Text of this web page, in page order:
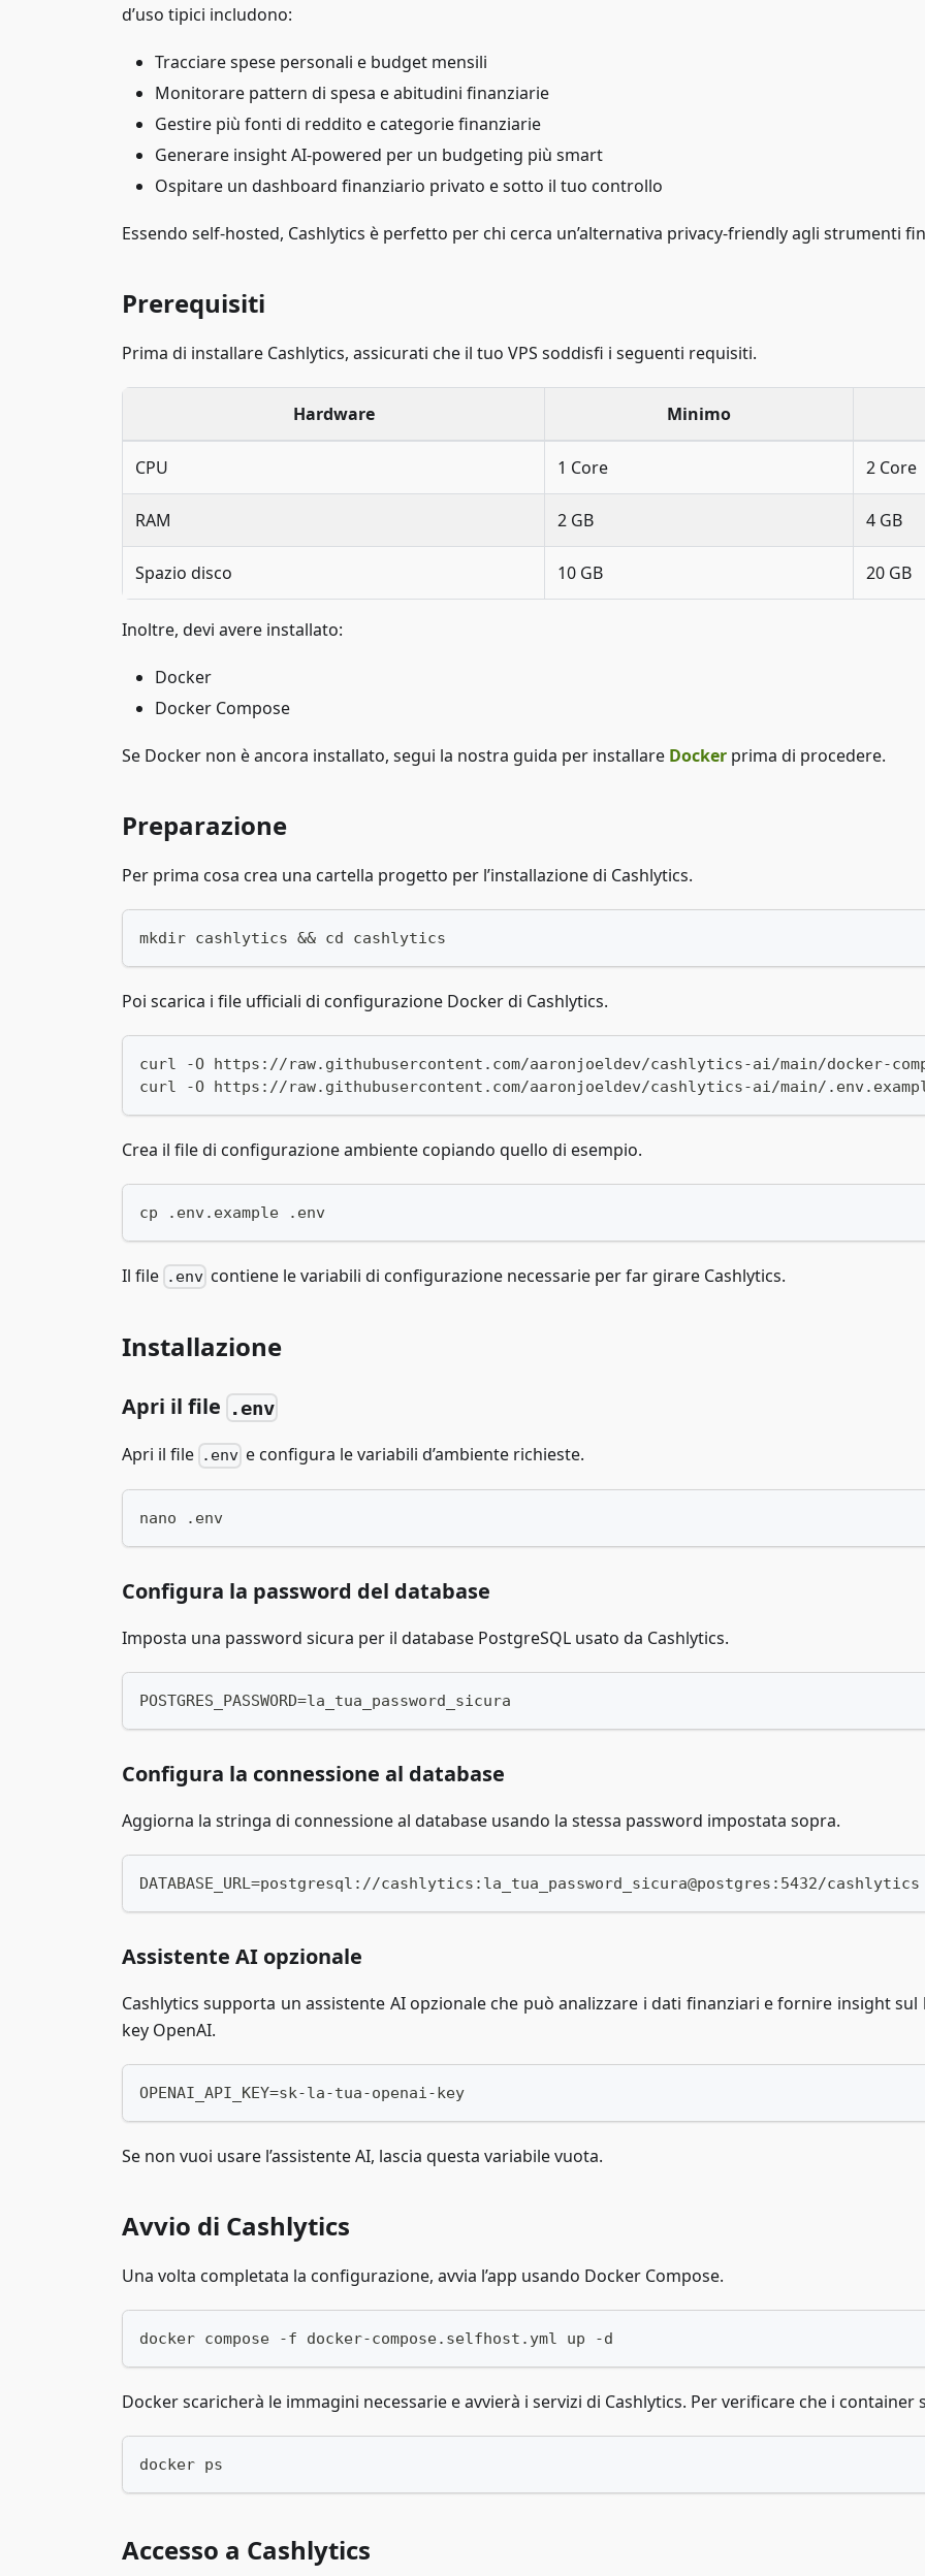
d’uso tipici includono:
Tracciare spese personali e budget mensili
Monitorare pattern di spesa e abitudini finanziarie
Gestire più fonti di reddito e categorie finanziarie
Generare insight AI-powered per un budgeting più smart
Ospitare un dashboard finanziario privato e sotto il tuo controllo
Essendo self-hosted, Cashlytics è perfetto per chi cerca un’alternativa privacy-friendly agli strumenti
Prerequisiti
Prima di installare Cashlytics, assicurati che il tuo VPS soddisfi i seguenti requisiti.
Hardware Minimo
CPU 1 Core 2 Core
RAM 2 GB 4 GB
Spazio disco 10 GB 20 GB
Inoltre, devi avere installato:
Docker
Docker Compose
Se Docker non è ancora installato, segui la nostra guida per installare Docker prima di procedere.
Preparazione
Per prima cosa crea una cartella progetto per l’installazione di Cashlytics.
mkdir cashlytics && cd cashlytics
Poi scarica i file ufficiali di configurazione Docker di Cashlytics.
curl -O https://raw.githubusercontent.com/aaronjoeldev/cashlytics-ai/main/docker-
curl -O https://raw.githubusercontent.com/aaronjoeldev/cashlytics-ai/main/
Crea il file di configurazione ambiente copiando quello di esempio.
cp .env.example .env
Il file .env contiene le variabili di configurazione necessarie per far girare Cashlytics.
Installazione
Apri il file .env
Apri il file .env e configura le variabili d’ambiente richieste.
nano .env
Configura la password del database
Imposta una password sicura per il database PostgreSQL usato da Cashlytics.
POSTGRES_PASSWORD=la_tua_password_sicura
Configura la connessione al database
Aggiorna la stringa di connessione al database usando la stessa password impostata sopra.
DATABASE_URL=postgresql://cashlytics:la_tua_password_sicura@postgres:5432/cashlytics
Assistente AI opzionale
Cashlytics supporta un assistente AI opzionale che può analizzare i dati finanziari e fornire insight
key OpenAI.
OPENAI_API_KEY=sk-la-tua-openai-key
Se non vuoi usare l’assistente AI, lascia questa variabile vuota.
Avvio di Cashlytics
Una volta completata la configurazione, avvia l’app usando Docker Compose.
docker compose -f docker-compose.selfhost.yml up -d
Docker scaricherà le immagini necessarie e avvierà i servizi di Cashlytics. Per verificare che i container
docker ps
Accesso a Cashlytics